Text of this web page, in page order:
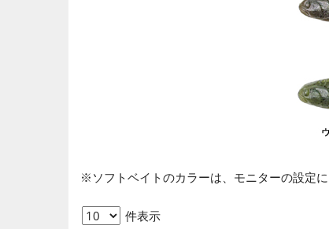
※ソフトベイトのカラーは、モニターの設定
件表示